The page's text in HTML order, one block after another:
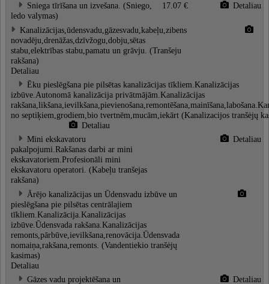
Sniega tīrīšana un izvešana. (Sniego,
ledo valymas)
17.07 € Detaliau
Kanalizācijas,ūdensvadu,gāzesvadu,kabeļu,zibens
novadēju,drenāžas,dzīvžogu,dobju,sētas
stabu,elektrības stabu,pamatu un grāvju. (Tranšeju
rakšana)
Detaliau
Ēku pieslēgšana pie pilsētas kanalizācijas tīkliem.Kanalizācijas
izbūve.Autonomā kanalizācija privātmājām.Kanalizācijas
no septiķiem,grodiem,bio tvertnēm,mucām,iekārt (Kanalizacijos tranšėjų
Detaliau
Mini ekskavatoru
pakalpojumi.Rakšanas darbi ar mini
ekskavatoriem.Profesionāli mini
ekskavatoru operatori. (Kabeļu tranšejas
rakšana)
Detaliau
Ārējo kanalizācijas un Ūdensvadu izbūve un
pieslēgšana pie pilsētas centrālajiem
tīkliem.Kanalizācija.Kanalizācijas
izbūve.Ūdensvada rakšana.Kanalizācijas
remonts,pārbūve,ievilkšana,renovācija.Ūdensvada
nomaiņa,rakšana,remonts. (Vandentiekio tranšėjų
kasimas)
Detaliau
Gāzes vadu projektēšana un
Detaliau